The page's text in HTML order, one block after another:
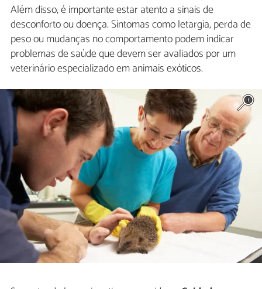
Além disso, é importante estar atento a sinais de
desconforto ou doença. Sintomas como letargia, perda de
peso ou mudanças no comportamento podem indicar
problemas de saúde que devem ser avaliados por um
veterinário especializado em animais exóticos.